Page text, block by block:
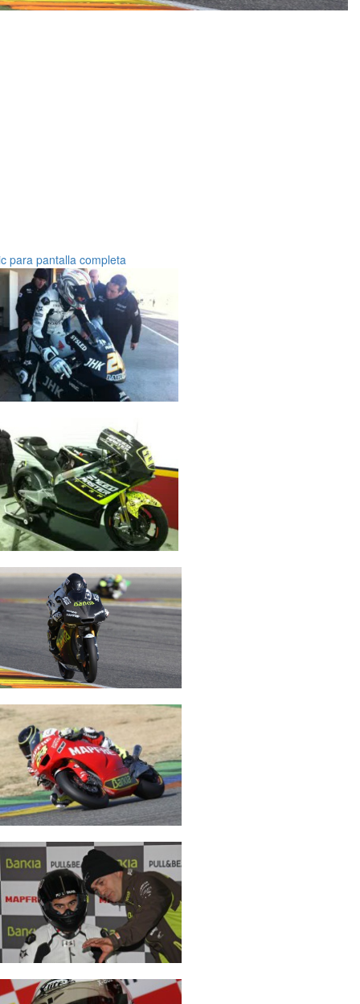
para pantalla completa